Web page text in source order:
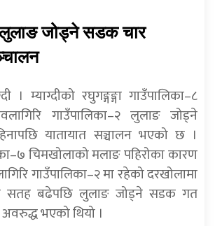
लुलाङ जोड्ने सडक चार
। म्याग्दीको रघुगङ्गङ्गा गाउँपालिका–८
गाउँपालिका–२ लुलाङ जोड्ने
यातायात सञ्चालन भएको छ ।
चिमखोलाको मलाङ पहिरोका कारण
गाउँपालिका–२ मा रहेको दरखोलामा
सतह बढेपछि लुलाङ जोड्ने सडक गत
भएको थियो ।